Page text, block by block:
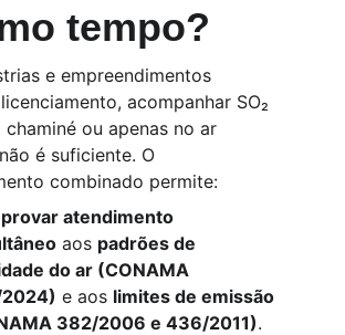
tempo?
e empreendimentos
acompanhar SO₂
chaminé ou apenas no ar
é suficiente. O
combinado permite:
atendimento
aos padrões de
do ar (CONAMA
e aos limites de emissão
382/2006 e 436/2011).